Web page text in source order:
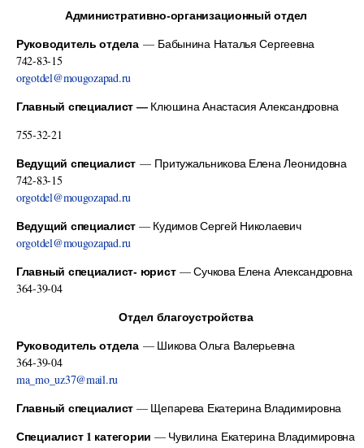
Административно-организационный отдел
Руководитель отдела — Бабынина Наталья Сергеевна
742-83-15
orgotdel@mougozapad.ru
Главный специалист — Клюшина Анастасия Александровна
755-32-21
Ведущий специалист — Притужальникова Елена Леонидовна
742-83-15
orgotdel@mougozapad.ru
Ведущий специалист — Кудимов Сергей Николаевич
orgotdel@mougozapad.ru
Главный специалист- юрист— Сучкова Елена Александровна
364-39-04
Отдел благоустройства
Руководитель отдела — Шикова Ольга Валерьевна
364-39-04
ma_mo_uz37@mail.ru
Главный специалист — Щепарева Екатерина Владимировна
Специалист 1 категории — Чувилина Екатерина Владимировна